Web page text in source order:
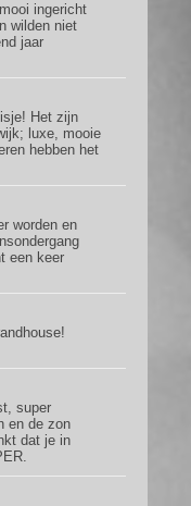
ingericht
wilden niet
jaar
Het zijn
luxe, mooie
hebben het
worden en
een keer
super
en de zon
dat je in